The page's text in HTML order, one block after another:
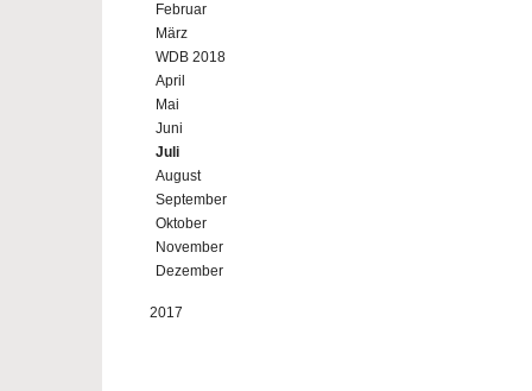
Februar
März
WDB 2018
April
Mai
Juni
Juli
August
September
Oktober
November
Dezember
2017